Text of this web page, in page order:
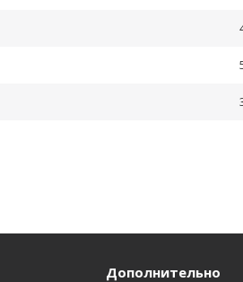
Дополнительно